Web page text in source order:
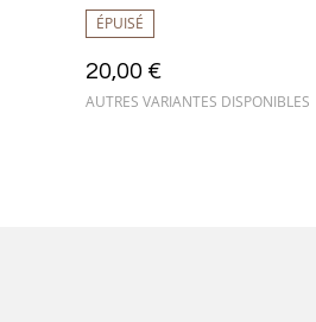
ÉPUISÉ
20,00 €
AUTRES VARIANTES DISPONIBLES